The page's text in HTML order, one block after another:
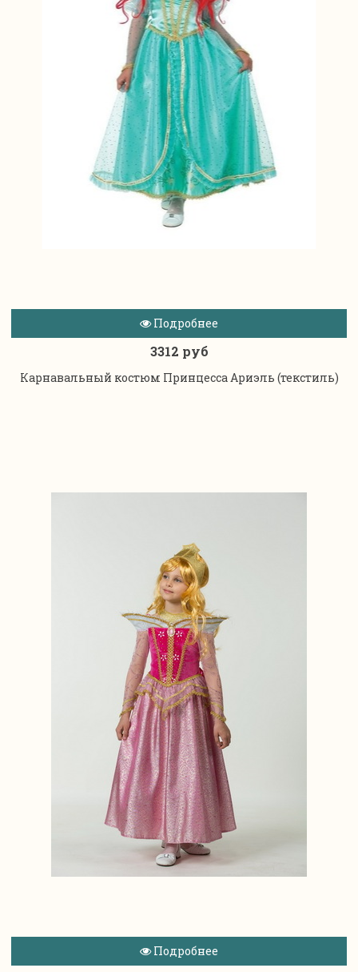
Подробнее
3312 руб
Карнавальный костюм Принцесса Ариэль (текстиль)
Подробнее